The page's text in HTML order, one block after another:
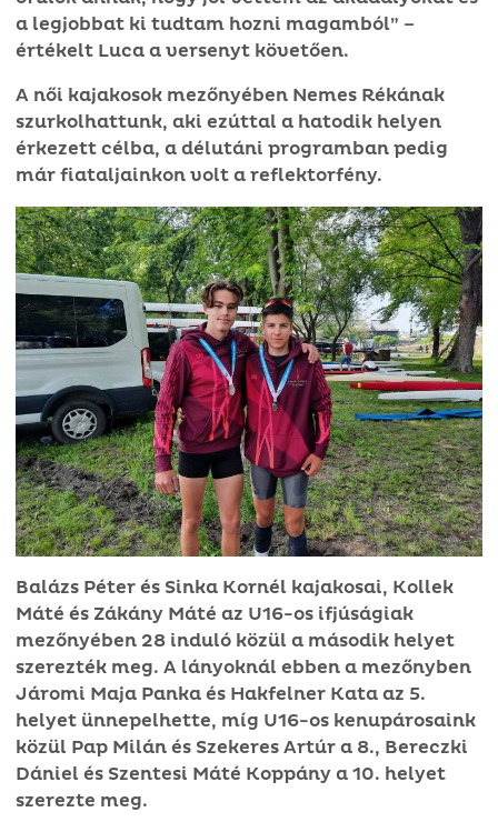
a legjobbat ki tudtam hozni magamból” –
értékelt Luca a versenyt követően.
A női kajakosok mezőnyében Nemes Rékának
szurkolhattunk, aki ezúttal a hatodik helyen
érkezett célba, a délutáni programban pedig
már fiataljainkon volt a reflektorfény.
Balázs Péter és Sinka Kornél kajakosai, Kollek
Máté és Zákány Máté az U16-os ifjúságiak
mezőnyében 28 induló közül a második helyet
szerezték meg. A lányoknál ebben a mezőnyben
Járomi Maja Panka és Hakfelner Kata az 5.
helyet ünnepelhette, míg U16-os kenupárosaink
közül Pap Milán és Szekeres Artúr a 8., Bereczki
Dániel és Szentesi Máté Koppány a 10. helyet
szerezte meg.